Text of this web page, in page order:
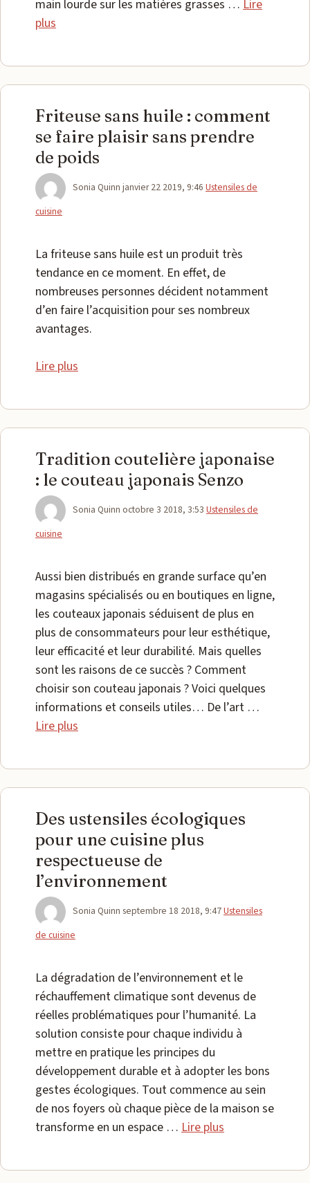
main lourde sur les matières grasses … Lire
plus
Friteuse sans huile : comment
se faire plaisir sans prendre
de poids
Sonia Quinn janvier 22 2019, 9:46 Ustensiles de
cuisine
La friteuse sans huile est un produit très
tendance en ce moment. En effet, de
nombreuses personnes décident notamment
d’en faire l’acquisition pour ses nombreux
avantages.
Lire plus
Tradition coutelière japonaise
: le couteau japonais Senzo
Sonia Quinn octobre 3 2018, 3:53 Ustensiles de
cuisine
Aussi bien distribués en grande surface qu’en
magasins spécialisés ou en boutiques en ligne,
les couteaux japonais séduisent de plus en
plus de consommateurs pour leur esthétique,
leur efficacité et leur durabilité. Mais quelles
sont les raisons de ce succès ? Comment
choisir son couteau japonais ? Voici quelques
informations et conseils utiles… De l’art …
Lire plus
Des ustensiles écologiques
pour une cuisine plus
respectueuse de
l’environnement
Sonia Quinn septembre 18 2018, 9:47Ustensiles
de cuisine
La dégradation de l’environnement et le
réchauffement climatique sont devenus de
réelles problématiques pour l’humanité. La
solution consiste pour chaque individu à
mettre en pratique les principes du
développement durable et à adopter les bons
gestes écologiques. Tout commence au sein
de nos foyers où chaque pièce de la maison se
transforme en un espace … Lire plus